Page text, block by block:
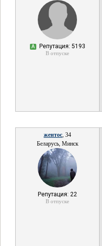
А Репутация: 5193
В отпуске
жентос, 34
Беларусь, Минск
Репутация: 22
В отпуске